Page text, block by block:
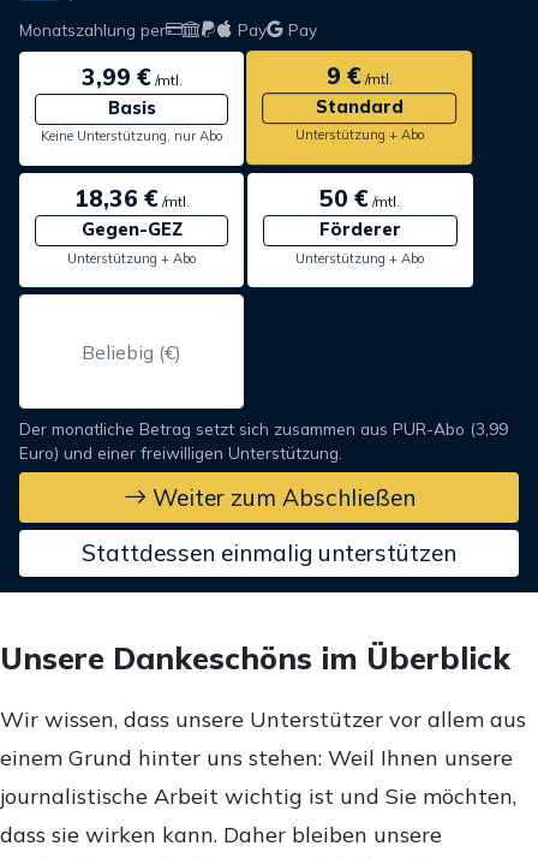
Monatszahlung per Pay Pay
3,99 €/mtl.
Basis
Keine Unterstützung, nur Abo
9 €/mtl.
Standard
Unterstützung + Abo
18,36 €/mtl.
Gegen-GEZ
Unterstützung + Abo
50 € /mtl.
Förderer
Unterstützung + Abo
Der monatliche Betrag setzt sich zusammen aus PUR-Abo (3,99
Euro) und einer freiwilligen Unterstützung.
Weiter zum Abschließen
Stattdessen einmalig unterstützen
Unsere Dankeschöns im Überblick
Wir wissen, dass unsere Unterstützer vor allem aus
einem Grund hinter uns stehen: Weil Ihnen unsere
journalistische Arbeit wichtig ist und Sie möchten,
dass sie wirken kann. Daher bleiben unsere